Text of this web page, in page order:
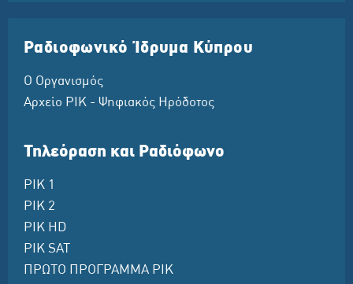
Ραδιοφωνικό Ίδρυμα Κύπρου
Ο Οργανισμός
Αρχείο ΡΙΚ - Ψηφιακός Ηρόδοτος
Τηλεόραση και Ραδιόφωνο
ΡΙΚ 1
ΡΙΚ 2
ΡΙΚ HD
ΡΙΚ SAT
ΠΡΩΤΟ ΠΡΟΓΡΑΜΜΑ ΡΙΚ